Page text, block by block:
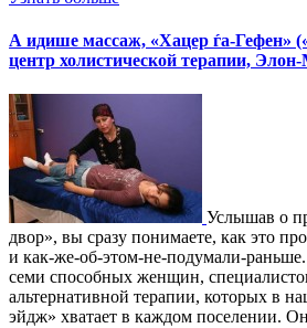
А идише массаж, «Хацер ѓа-Гефен»
центр холистической терапии,
Услышав о
двор», вы сразу понимаете, как это
и как-же-об-этом-не-подумали-
семи способных женщин,
альтернативной терапии, которых в
эйдж» хватает в каждом поселении.